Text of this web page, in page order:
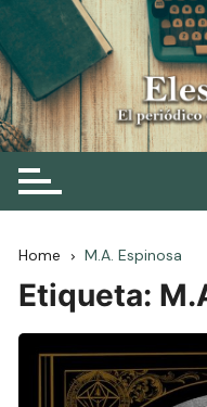
Skip
to
content
Elescritor.es
El periódico digital de
Home M.A. Espinosa
Etiqueta: